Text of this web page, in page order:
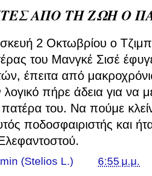
ΑΠΟ ΤΗ ΖΩΗ Ο
2 Οκτωβρίου ο
του Μανγκέ Σισέ
έπειτα από
πήρε άδεια για να
πατέρα του. Να πούμε
ποδοσφαιριστής και
(Stelios L.) 6:55 μ.μ.